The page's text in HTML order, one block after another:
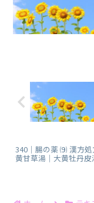
340｜腸の薬 ⑼ 漢方
黄甘草湯｜大黄牡丹皮